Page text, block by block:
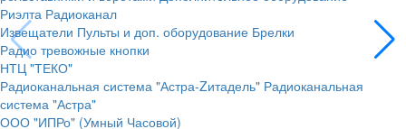
Риэлта Радиоканал
Извещатели Пульты и доп. оборудование Брелки
Радио тревожные кнопки
НТЦ "ТЕКО"
Радиоканальная система "Астра-Zитадель" Радиоканальная
система "Астра"
ООО "ИПРо" (Умный Часовой)